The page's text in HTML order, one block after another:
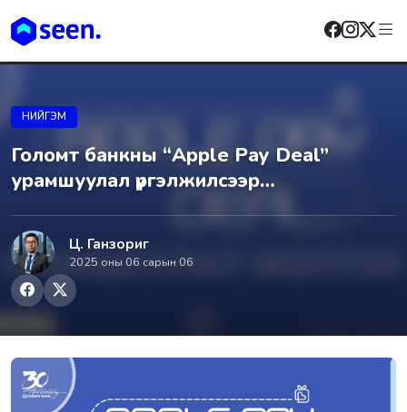
НИЙГЭМ
Голомт банкны “Apple Pay Deal”
урамшуулал үргэлжилсээр…
Ц. Ганзориг
2025 оны 06 сарын 06